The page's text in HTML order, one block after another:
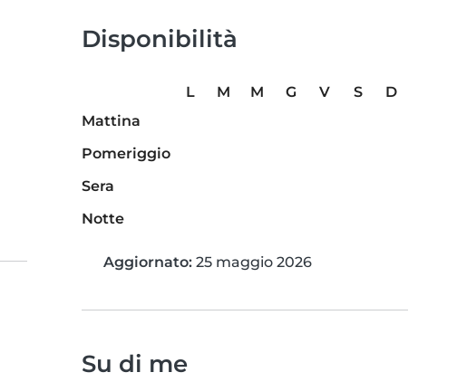
Disponibilità
L M M G V S
D
Mattina
Pomeriggio
Sera
Notte
Aggiornato: 25 maggio 2026
Su di me